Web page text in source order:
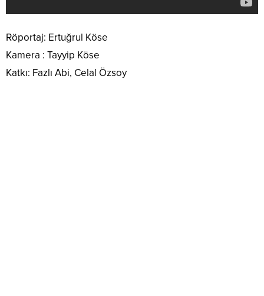
Röportaj: Ertuğrul Köse
Kamera : Tayyip Köse
Katkı: Fazlı Abi, Celal Özsoy